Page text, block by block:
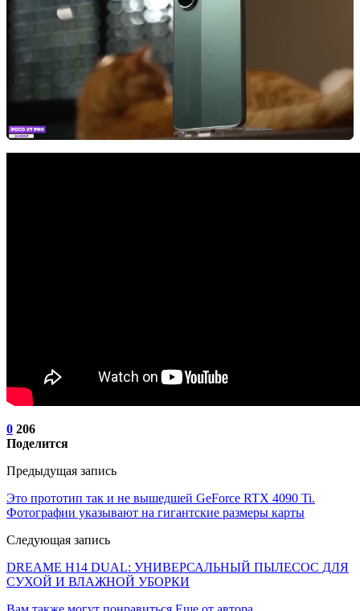
0 206
Поделится
Предыдущая запись
Это прототип так и не вышедшей GeForce RTX 4090 Ti.
Фотографии указывают на гигантские размеры карты
Следующая запись
DREAME H14 DUAL: УНИВЕРСАЛЬНЫЙ ПЫЛЕСОС ДЛЯ
СУХОЙ И ВЛАЖНОЙ УБОРКИ